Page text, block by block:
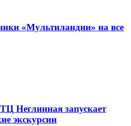
«Мультиландии» на все
Неглинная запускает
экскурсии